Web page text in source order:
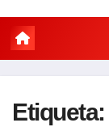
Etiqueta: